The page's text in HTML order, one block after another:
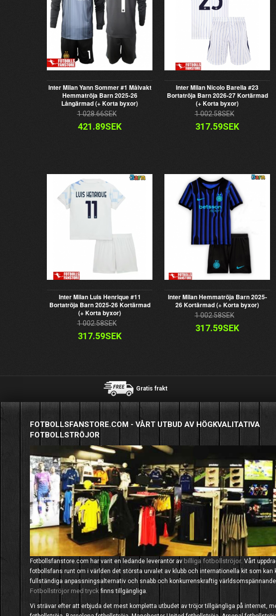
Inter Milan Yann Sommer #1 Målvakt
Hemmatröja Barn 2025-26
Långärmad (+ Korta byxor)
1 028.66SEK
421.89SEK
Inter Milan Nicolo Barella #23
Bortatröja Barn 2026-27 Kortärmad
(+ Korta byxor)
1 002.58SEK
317.59SEK
Inter Milan Luis Henrique #11
Bortatröja Barn 2025-26 Kortärmad
(+ Korta byxor)
1 002.58SEK
317.59SEK
Inter Milan Hemmatröja Barn 2025-
26 Kortärmad (+ Korta byxor)
1 002.58SEK
317.59SEK
Gratis frakt
FOTBOLLSFANSTORE.COM - VÅRT UTBUD AV HÖGKVALITATIVA
FOTBOLLSTRÖJOR
Fotbollsfanstore.com har varit en ledande leverantör av billiga fotbollströjor. Vårt
fotbollsfans runt om i världen det största urvalet av klubb och internationella kit som kan
fullständiga anpassningsalternativ och snabb och konkurrenskraftig
Fotbollströjor med tryck finns tillgängliga.
Vi strävar efter att erbjuda det mest kompletta utbudet av tröjor tillgängliga på internet,